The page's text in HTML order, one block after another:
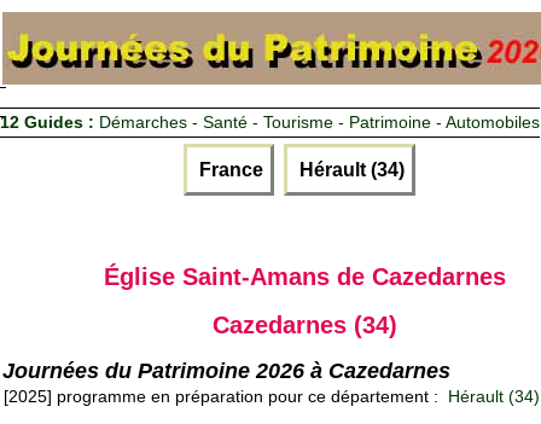
12 Guides : Démarches - Santé - Tourisme - Patrimoine - Automobiles
France Hérault (34)
Église Saint-Amans de Cazedarnes
Cazedarnes (34)
Journées du Patrimoine 2026 à Cazedarnes
[2025] programme en préparation pour ce département : Hérault (34)